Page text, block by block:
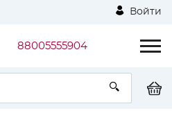
Войти
88005555904